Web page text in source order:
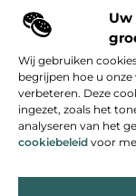
Uw
Wij gebruiken
begrijpen hoe u
verbeteren. Deze
ingezet, zoals het
analyseren van het
cookiebeleid voor
Vind Ons Hier :
Beroemdheden
Contact Auteur